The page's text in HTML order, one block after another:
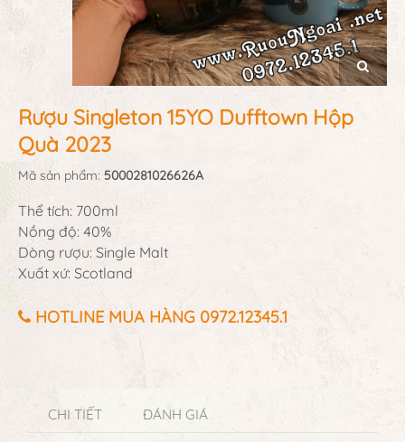
Rượu Singleton 15YO Dufftown Hộp
Quà 2023
Mã sản phẩm: 5000281026626A
Thể tích: 700ml
Nồng độ: 40%
Dòng rượu: Single Malt
Xuất xứ: Scotland
HOTLINE MUA HÀNG 0972.12345.1
CHI TIẾT ĐÁNH GIÁ